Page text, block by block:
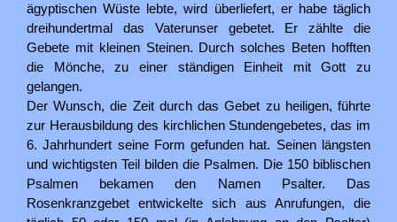
ägyptischen Wüste lebte, wird überliefert, er habe täglich
dreihundertmal das Vaterunser gebetet. Er zählte die
Gebete mit kleinen Steinen. Durch solches Beten hofften
die Mönche, zu einer ständigen Einheit mit Gott zu
gelangen.
Der Wunsch, die Zeit durch das Gebet zu heiligen, führte
zur Herausbildung des kirchlichen Stundengebetes, das im
6. Jahrhundert seine Form gefunden hat. Seinen längsten
und wichtigsten Teil bilden die Psalmen. Die 150 biblischen
Psalmen bekamen den Namen Psalter. Das
Rosenkranzgebet entwickelte sich aus Anrufungen, die